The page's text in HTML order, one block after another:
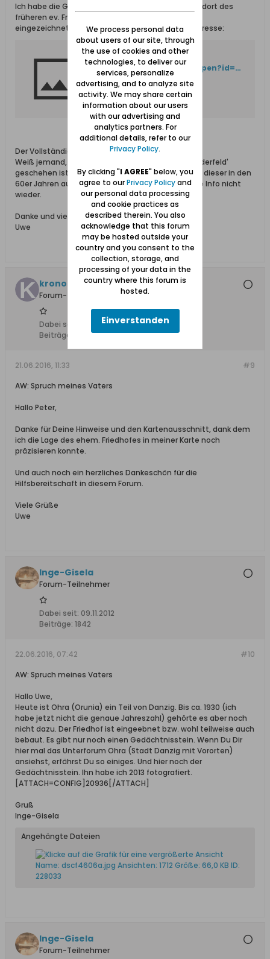
Ich habe die Gegend, auch den vermutlichen Standort des
früheren ev. Friedhofes in Ohra, in folgender Karte
eingezeichnet. Vllt. ist das für jemandem von Interesse:
Error 404 (Not Found)!!1
https://drive.google.com/open?id=1W_1b7HR_2Scj2obIFL4rjTsbHrU&usp=sharing
Der Vollständigkeit halber:
Weiß jemand, was mit dem ev. Friedhof 'Ohra-Niederfeld'
geschehen ist? Ich meine gelesen zu haben, dass dieser in den
60er Jahren aufgelöst wurde. Leider finde ich diese Info nicht
wieder.
Danke und viele Grüße
Uwe
kronossos
Forum-Teilnehmer
Dabei seit:
07.10.2013
Beiträge:
#9
21.06.2016, 11:33
AW: Spruch meines Vaters
Hallo Peter,
Danke für Deine Hinweise und den Kartenausschnitt, dank dem
ich die Lage des ehem. Friedhofes in meiner Karte noch
präzisieren konnte.
Und auch noch ein herzliches Dankeschön für die
Hilfsbereitschaft in diesem Forum.
Viele Grüße
Uwe
Inge-Gisela
Forum-Teilnehmer
Dabei seit: 09.11.2012
Beiträge: 1842
#10
22.06.2016, 07:42
AW: Spruch meines Vaters
Hallo Uwe,
Heute ist Ohra (Orunia) ein Teil von Danzig. Bis ca. 1930 (ich
habe jetzt nicht die genaue Jahreszahl) gehörte es aber noch
nicht dazu. Der Friedhof ist eingeebnet bzw. wohl teilweise auch
bebaut. Es gibt nur noch einen Gedächtnisstein. Wenn Du Dir
hier mal das Unterforum Ohra (Stadt Danzig mit Vororten)
ansiehst, erfährst Du so einiges. Und hier noch der
Gedächtnisstein. Ihn habe ich 2013 fotografiert.
[ATTACH=CONFIG]20936[/ATTACH]
Gruß
Inge-Gisela
Angehängte Dateien
Inge-Gisela
Forum-Teilnehmer
We process personal data
about users of our site, through
the use of cookies and other
technologies, to deliver our
services, personalize
advertising, and to analyze site
activity. We may share certain
information about our users
with our advertising and
analytics partners. For
additional details, refer to our
Privacy Policy.
By clicking "I AGREE" below, you
agree to ourPrivacy Policyand
our personal data processing
and cookie practices as
described therein. You also
acknowledge that this forum
may be hosted outside your
country and you consent to the
collection, storage, and
processing of your data in the
country where this forum is
hosted.
Einverstanden